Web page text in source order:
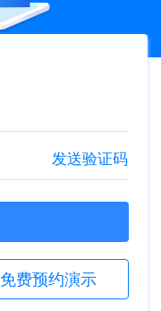
发送验证码
免费预约演示